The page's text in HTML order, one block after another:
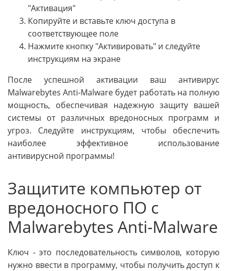
"Активация"
Копируйте и вставьте ключ доступа в
соответствующее поле
Нажмите кнопку "Активировать" и следуйте
инструкциям на экране
После успешной активации ваш антивирус
Malwarebytes Anti-Malware будет работать на полную
мощность, обеспечивая надежную защиту вашей
системы от различных вредоносных программ и
угроз. Следуйте инструкциям, чтобы обеспечить
наиболее эффективное использование
антивирусной программы!
Защитите компьютер от
вредоносного ПО с
Malwarebytes Anti-Malware
Ключ - это последовательность символов, которую
нужно ввести в программу, чтобы получить доступ к